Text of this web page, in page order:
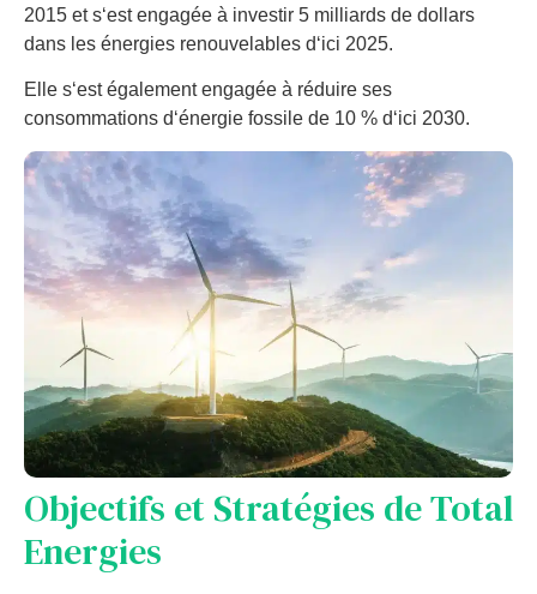
2015 ets‘estengagée à investir 5 mill iards de dollars
dans les énergies renouvel ables d‘ici 2025.
El le s‘estégal ementengagée à réduire ses
consommations d‘énergie fossile de 10 % d‘ici 2030.
Objectifs etStratégies deTotal
Energies